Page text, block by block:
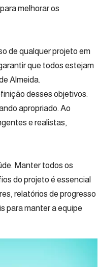
melhorar os
de qualquer projeto em
que todos estejam
Almeida.
desses objetivos.
apropriado. Ao
e realistas,
Manter todos os
do projeto é essencial
relatórios de progresso
para manter a equipe